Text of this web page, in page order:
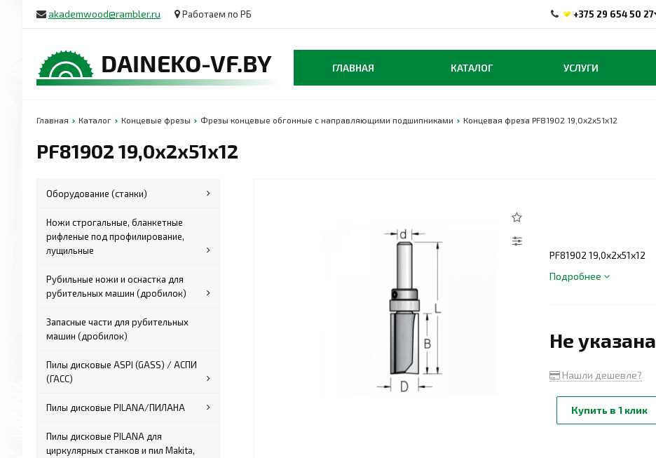
akademwood@rambler.ru Работаем по РБ +375 29 654 50 27
ГЛАВНАЯ КАТАЛОГ УСЛУГИ
Главная Каталог Концевые фрезы Фрезы концевые обгонные с направляющими подшипниками Концевая фреза PF81902 19,0x2x51x12
PF81902 19,0x2x51x12
Оборудование (станки)
Ножи строгальные, бланкетные
рифленые под профилирование,
лущильные
Рубильные ножи и оснастка для
рубительных машин (дробилок)
Запасные части для рубительных
машин (дробилок)
Пилы дисковые ASPI (GASS) / АСПИ
(ГАСС)
Пилы дисковые PILANA/ПИЛАНА
Пилы дисковые PILANA для
циркулярных станков и пил Makita,
PF81902 19,0x2x51x12
Подробнее
Не указана
Нашли дешевле?
Купить в 1 клик